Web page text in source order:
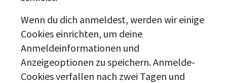
Wenn du dich anmeldest, werden wir einige
Cookies einrichten, um deine
Anmeldeinformationen und
Anzeigeoptionen zu speichern. Anmelde-
Cookies verfallen nach zwei Tagen und